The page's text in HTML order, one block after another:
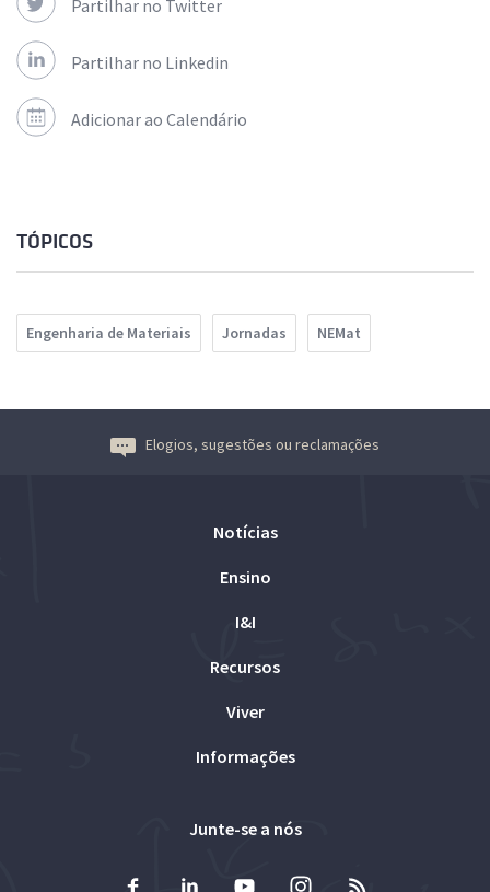
Partilhar no Twitter
Partilhar no Linkedin
Adicionar ao Calendário
TÓPICOS
Engenharia de Materiais Jornadas NEMat
Elogios, sugestões ou reclamações
Notícias
Ensino
I&I
Recursos
Viver
Informações
Junte-se a nós